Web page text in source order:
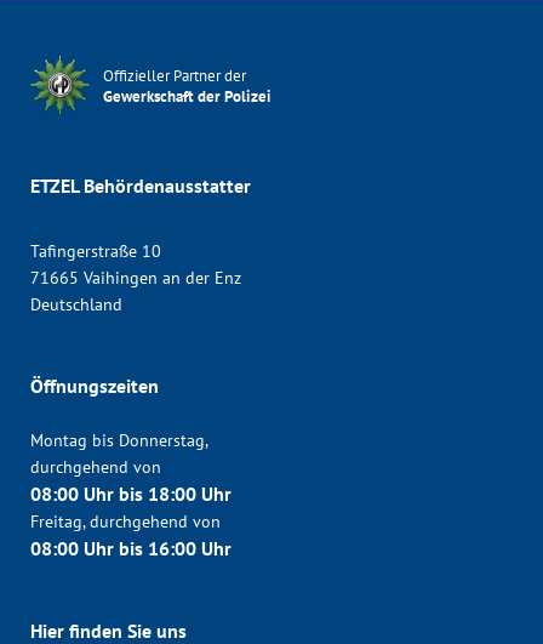
Offizieller Partner der
Gewerkschaft der Polizei
ETZEL Behördenausstatter
Tafingerstraße 10
71665 Vaihingen an der Enz
Deutschland
Öffnungszeiten
Montag bis Donnerstag,
durchgehend von
08:00 Uhr bis 18:00 Uhr
Freitag, durchgehend von
08:00 Uhr bis 16:00 Uhr
Hier finden Sie uns